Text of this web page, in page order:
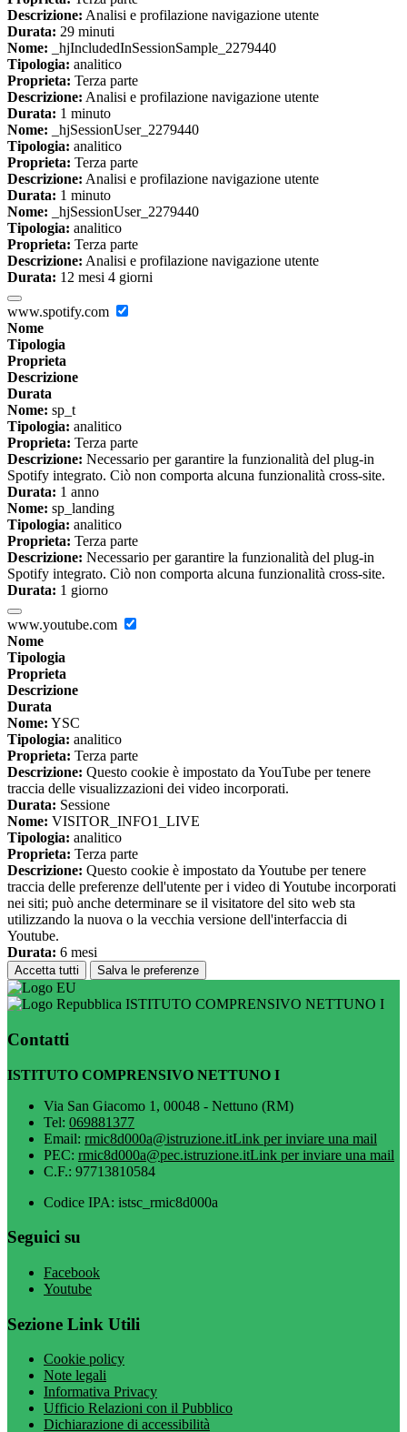
Descrizione: Analisi e profilazione navigazione utente
Durata: 29 minuti
Nome: _hjIncludedInSessionSample_2279440
Tipologia: analitico
Proprieta: Terza parte
Descrizione: Analisi e profilazione navigazione utente
Durata: 1 minuto
Nome: _hjSessionUser_2279440
Tipologia: analitico
Proprieta: Terza parte
Descrizione: Analisi e profilazione navigazione utente
Durata: 1 minuto
Nome: _hjSessionUser_2279440
Tipologia: analitico
Proprieta: Terza parte
Descrizione: Analisi e profilazione navigazione utente
Durata: 12 mesi 4 giorni
www.spotify.com
Nome
Tipologia
Proprieta
Descrizione
Durata
Nome: sp_t
Tipologia: analitico
Proprieta: Terza parte
Descrizione: Necessario per garantire la funzionalità del plug-in
Spotify integrato. Ciò non comporta alcuna funzionalità cross-site.
Durata: 1 anno
Nome: sp_landing
Tipologia: analitico
Proprieta: Terza parte
Descrizione: Necessario per garantire la funzionalità del plug-in
Spotify integrato. Ciò non comporta alcuna funzionalità cross-site.
Durata: 1 giorno
www.youtube.com
Nome
Tipologia
Proprieta
Descrizione
Durata
Nome: YSC
Tipologia: analitico
Proprieta: Terza parte
Descrizione: Questo cookie è impostato da YouTube per tenere
traccia delle visualizzazioni dei video incorporati.
Durata: Sessione
Nome: VISITOR_INFO1_LIVE
Tipologia: analitico
Proprieta: Terza parte
Descrizione: Questo cookie è impostato da Youtube per tenere
traccia delle preferenze dell'utente per i video di Youtube incorporati
nei siti; può anche determinare se il visitatore del sito web sta
utilizzando la nuova o la vecchia versione dell'interfaccia di
Youtube.
Durata: 6 mesi
Accetta tutti Salva le preferenze
ISTITUTO COMPRENSIVO NETTUNO I
Contatti
ISTITUTO COMPRENSIVO NETTUNO I
Via San Giacomo 1, 00048 - Nettuno (RM)
Tel: 069881377
Email: rmic8d000a@istruzione.itLink per inviare una mail
PEC: rmic8d000a@pec.istruzione.itLink per inviare una mail
C.F.: 97713810584
Codice IPA: istsc_rmic8d000a
Seguici su
Facebook
Youtube
Sezione Link Utili
Cookie policy
Note legali
Informativa Privacy
Ufficio Relazioni con il Pubblico
Dichiarazione di accessibilità